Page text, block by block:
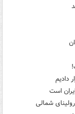
دادیم
است
شمالی